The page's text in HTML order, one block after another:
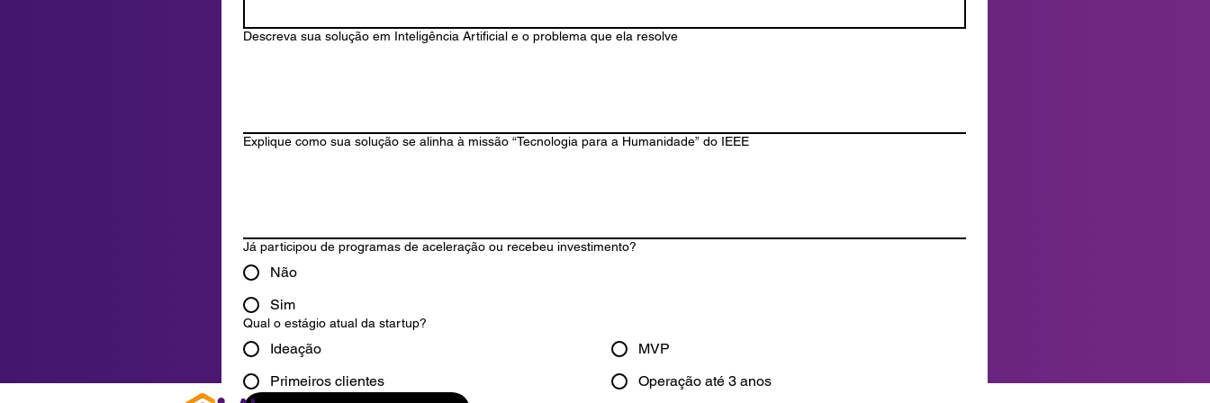
Descreva sua solução em Inteligência Artificial e o problema que ela resolve
Explique como sua solução se alinha à missão “Tecnologia para a Humanidade” do IEEE
Já participou de programas de aceleração ou recebeu investimento?
Não
Sim
Qual o estágio atual da startup?
Ideação
MVP
Primeiros clientes
Operação até 3 anos